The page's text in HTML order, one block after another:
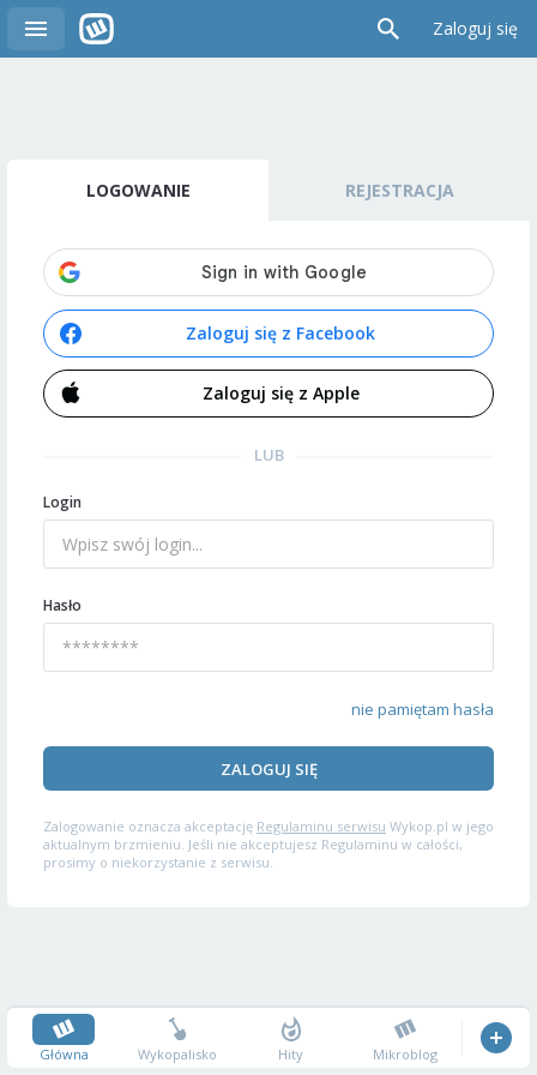
Zaloguj się
LOGOWANIE REJESTRACJA
Zaloguj się z Facebook
Zaloguj się z Apple
LUB
Login
Hasło
nie pamiętam hasła
ZALOGUJ SIĘ
Zalogowanie oznacza akceptację Regulaminu serwisu Wykop.pl w jego
aktualnym brzmieniu. Jeśli nie akceptujesz Regulaminu w całości,
prosimy o niekorzystanie z serwisu.
Główna Wykopalisko Hity Mikroblog